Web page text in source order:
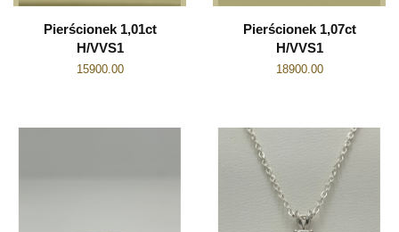
Pierścionek 1,01ct
H/VVS1
15900.00
Pierścionek 1,07ct
H/VVS1
18900.00